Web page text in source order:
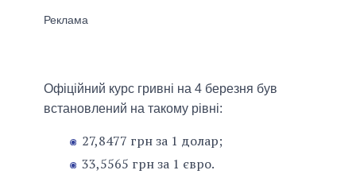
Офіційний курс гривні на 4 березня був
встановлений на такому рівні:
27,8477 грн за 1 долар;
33,5565 грн за 1 євро.